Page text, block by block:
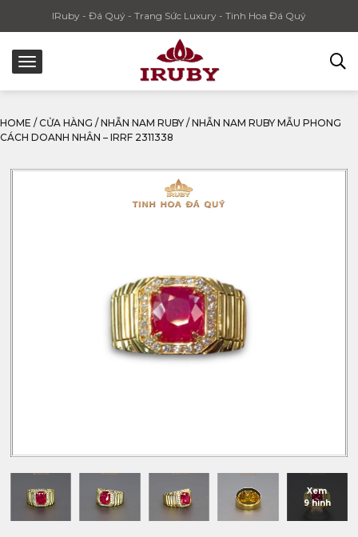
IRuby - Đá Quý - Trang Sức Luxury - Tinh Hoa Đá Quý
HOME / CỬA HÀNG / NHẪN NAM RUBY / NHẪN NAM RUBY MẪU PHONG
CÁCH DOANH NHÂN – IRRF 2311338
Xem
9 hình